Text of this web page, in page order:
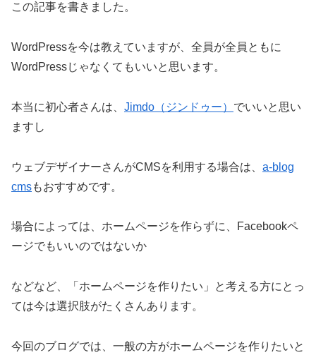
この記事を書きました。
WordPressを今は教えていますが、全員が全員ともに
WordPressじゃなくてもいいと思います。
本当に初心者さんは、 Jimdo（ジンドゥー） でいいと思い
ますし
ウェブデザイナーさんがCMSを利用する場合は、 a-blog
cmsもおすすめです。
場合によっては、ホームページを作らずに、Facebookペ
ージでもいいのではないか
などなど、「ホームページを作りたい」と考える方にとっ
ては今は選択肢がたくさんあります。
今回のブログでは、一般の方がホームページを作りたいと